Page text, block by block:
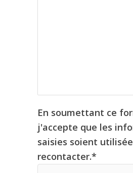
En soumettant ce
j'accepte que les
saisies soient
recontacter.*